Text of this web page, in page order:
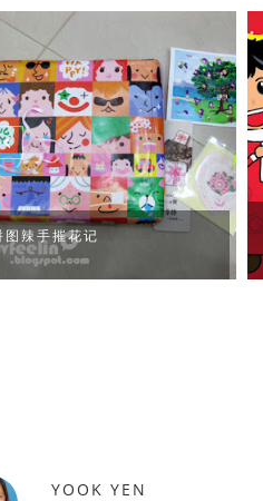
图辣手摧花记
YOOK YEN